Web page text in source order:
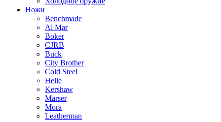
Ножи
Benchmade
Al Mar
Boker
CJRB
Buck
City Brother
Cold Steel
Helle
Kershaw
Marser
Mora
Leatherman